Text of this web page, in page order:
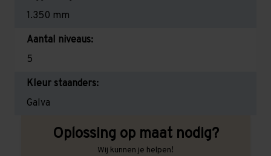
1.350 mm
Aantal niveaus:
5
Kleur staanders:
Galva
Oplossing op maat nodig?
Wij kunnen je helpen!